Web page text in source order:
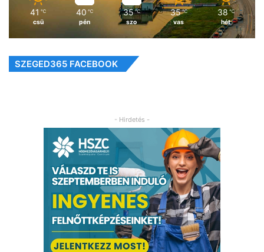
41 ℃
csü
40 ℃
pén
35 ℃
szo
35 ℃
vas
38 ℃
hét
SZEGED365 FACEBOOK
- Hirdetés -